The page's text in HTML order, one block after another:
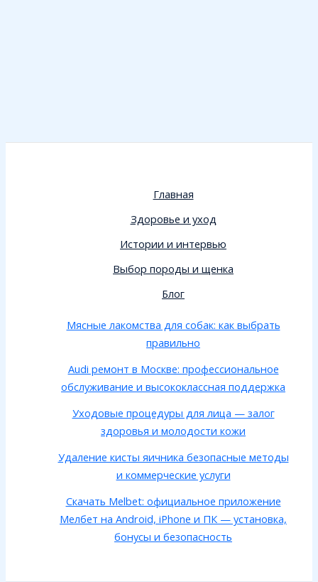
Главная
Здоровье и уход
Истории и интервью
Выбор породы и щенка
Блог
Мясные лакомства для собак: как выбрать
правильно
Audi ремонт в Москве: профессиональное
обслуживание и высококлассная поддержка
Уходовые процедуры для лица — залог
здоровья и молодости кожи
Удаление кисты яичника безопасные методы
и коммерческие услуги
Скачать Melbet: официальное приложение
Мелбет на Android, iPhone и ПК — установка,
бонусы и безопасность